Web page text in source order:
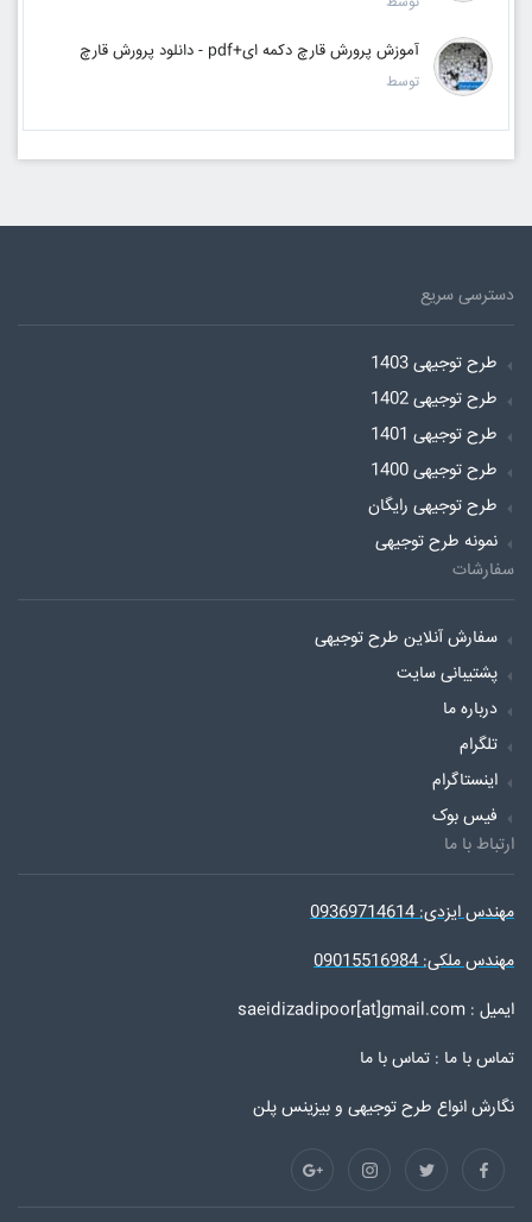
آموزش پرورش قارچ دکمه ای+pdf - دانلود پرورش قارچ
توسط
دسترسی سریع
طرح توجیهی 1403
طرح توجیهی 1402
طرح توجیهی 1401
طرح توجیهی 1400
طرح توجیهی رایگان
نمونه طرح توجیهی
سفارشات
سفارش آنلاین طرح توجیهی
پشتیبانی سایت
درباره ما
تلگرام
اینستاگرام
فیس بوک
ارتباط با ما
مهندس ایزدی: 09369714614
مهندس ملکی: 09015516984
ایمیل : saeidizadipoor[at]gmail.com
تماس با ما : تماس با ما
نگارش انواع طرح توجیهی و بیزینس پلن